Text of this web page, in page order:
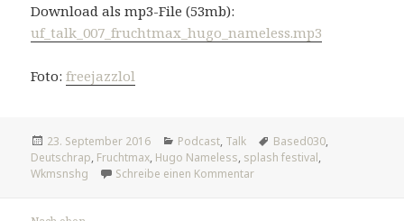
Download als mp3-File (53mb):
uf_talk_007_fruchtmax_hugo_nameless.mp3
Foto:freejazzlol
Veröffentlicht
am
23. September 2016 Kategorien
Podcast, Talk Tags
Based030,
Deutschrap, Fruchtmax, Hugo Nameless, splash festival,
Wkmsnshg
Schreibe einen Kommentarzu UF Talk #007: Fruchtmax